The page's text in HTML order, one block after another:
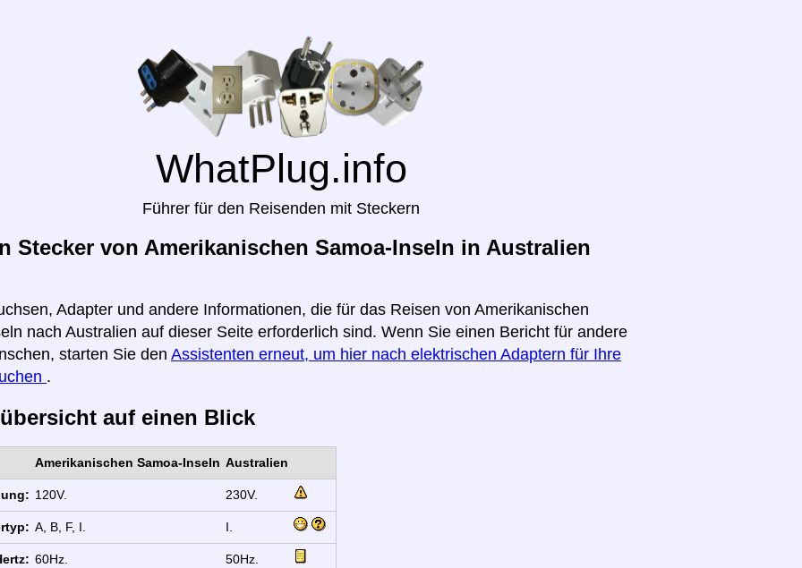
WhatPlug.info
Führer für den Reisenden mit Steckern
Stecker von Amerikanischen Samoa-Inseln in Australien
Adapter und andere Informationen, die für das Reisen von Amerikanischen
nach Australien auf dieser Seite erforderlich sind. Wenn Sie einen Bericht für andere
starten Sie den Assistenten erneut, um hier nach elektrischen Adaptern für Ihre
.
auf einen Blick
Amerikanischen Samoa-Inseln Australien
120V. 230V.
A, B, F, I. I.
60Hz. 50Hz.